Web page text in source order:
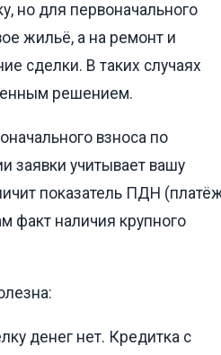
но для первоначального
жильё, а на ремонт и
сделки. В таких случаях
решением.
взноса по
заявки учитывает вашу
показатель ПДН
факт наличия крупного
денег нет. Кредитка с